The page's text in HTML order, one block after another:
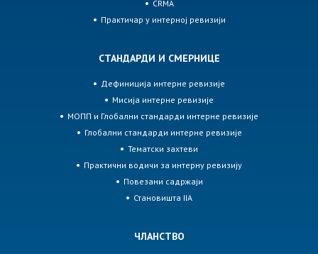
CRMA
Практичар у интерној ревизији
СТАНДАРДИ И СМЕРНИЦЕ
Дефиниција интерне ревизије
Мисија интерне ревизије
МОПП и Глобални стандарди интерне ревизије
Глобални стандарди интерне ревизије
Тематски захтеви
Практични водичи за интерну ревизију
Повезани садржаји
Становишта IIA
ЧЛАНСТВО